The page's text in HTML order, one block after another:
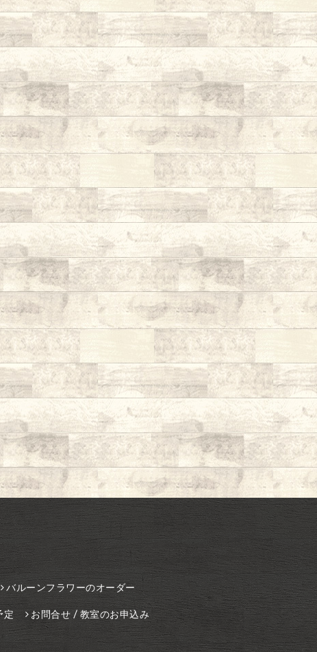
バルーンフラワーのオーダー
定 お問合せ / 教室のお申込み